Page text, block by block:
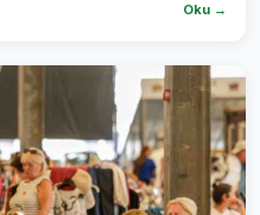
Oku →